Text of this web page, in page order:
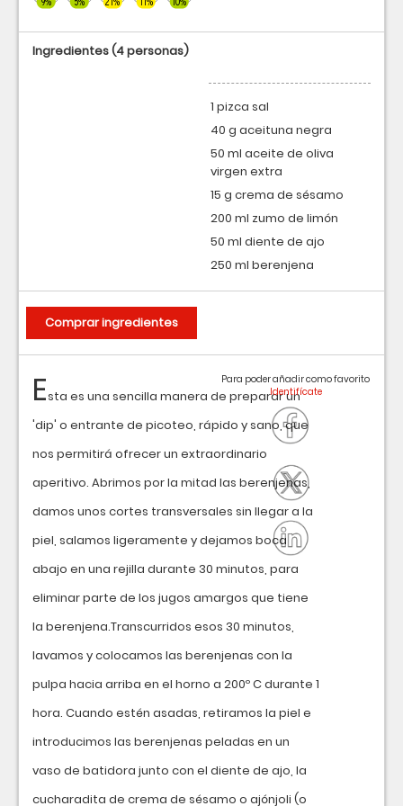
9% 5% 21% 11% 10%
Esta es una sencilla manera de preparar un
'dip' o entrante de picoteo, rápido y sano, que
nos permitirá ofrecer un extraordinario
aperitivo. Abrimos por la mitad las berenjenas,
damos unos cortes transversales sin llegar a la
piel, salamos ligeramente y dejamos boca
abajo en una rejilla durante 30 minutos, para
eliminar parte de los jugos amargos que tiene
la berenjena.Transcurridos esos 30 minutos,
lavamos y colocamos las berenjenas con la
pulpa hacia arriba en el horno a 200º C durante 1
hora. Cuando estén asadas, retiramos la piel e
introducimos las berenjenas peladas en un
vaso de batidora junto con el diente de ajo, la
cucharadita de crema de sésamo o ajónjoli (o
Para poder añadir como favorito
Ingredientes(4 personas)
1 pizca sal
40 g aceituna negra
50 ml aceite de oliva
virgen extra
15 g crema de sésamo
200 ml zumo de limón
50 ml diente de ajo
250 ml berenjena
Comprar ingredientes